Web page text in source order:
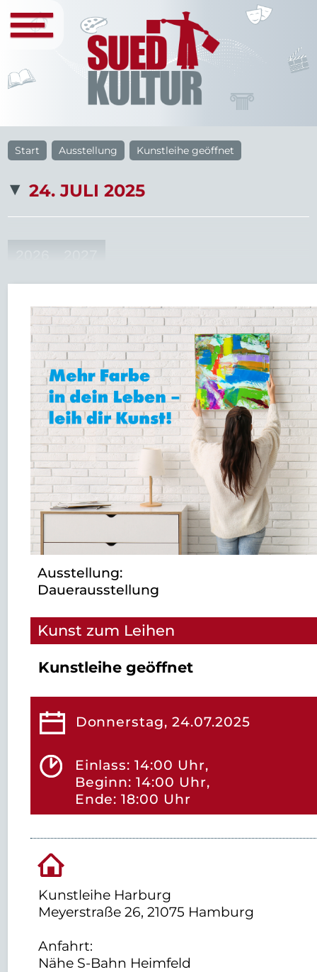
Start Ausstellung Kunstleihe geöffnet
24. JULI 2025
Ausstellung:
Dauerausstellung
Kunst zum Leihen
Kunstleihe geöffnet
Donnerstag, 24.07.2025
Einlass: 14:00 Uhr,
Beginn: 14:00 Uhr,
Ende: 18:00 Uhr
Kunstleihe Harburg
Meyerstraße 26, 21075 Hamburg
Anfahrt:
Nähe S-Bahn Heimfeld